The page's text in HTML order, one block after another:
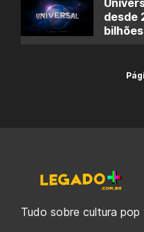
desde
Tudo sobre cultura